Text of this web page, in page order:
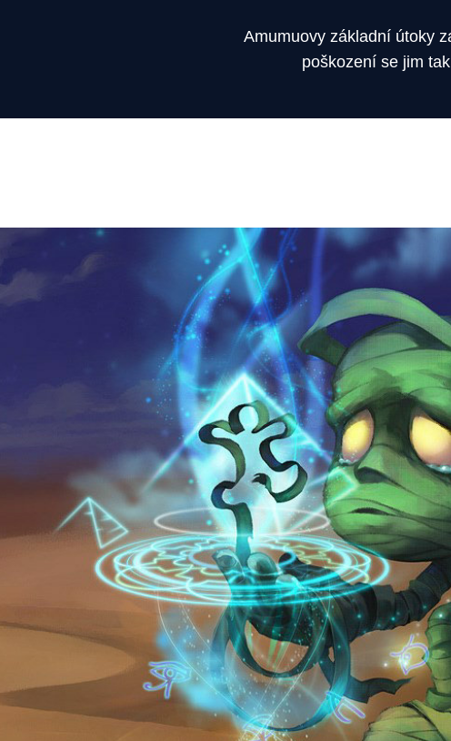
Amumuovy základní útoky
poškození se jim